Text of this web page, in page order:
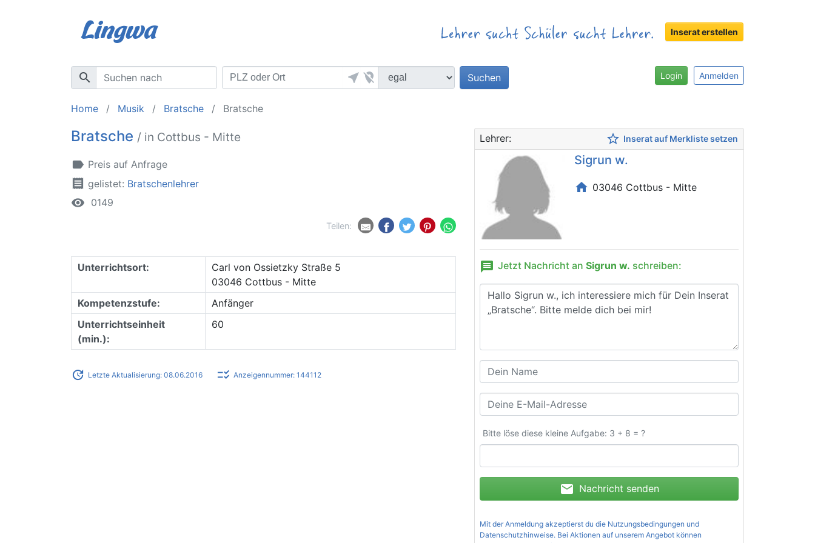
Inserat erstellen
search near_me location_off Suchen Login Anmelden
Home Musik Bratsche Bratsche
Bratsche / in Cottbus - Mitte
label Preis auf Anfrage
receipt gelistet: Bratschenlehrer
remove_red_eye 0149
Teilen:
Unterrichtsort:
Carl von Ossietzky Straße 5
03046 Cottbus - Mitte
Kompetenzstufe:
Anfänger
Unterrichtseinheit
(min.):
60
update Letzte Aktualisierung: 08.06.2016 checklist_rtl Anzeigennummer: 144112
Lehrer: star_border Inserat auf Merkliste setzen
Sigrun w.
home 03046 Cottbus - Mitte
message Jetzt Nachricht an Sigrun w. schreiben:
Bitte löse diese kleine Aufgabe: 3 + 8 = ?
mail Nachricht senden
Mit der Anmeldung akzeptierst du die Nutzungsbedingungen und
Datenschutzhinweise. Bei Aktionen auf unserem Angebot können